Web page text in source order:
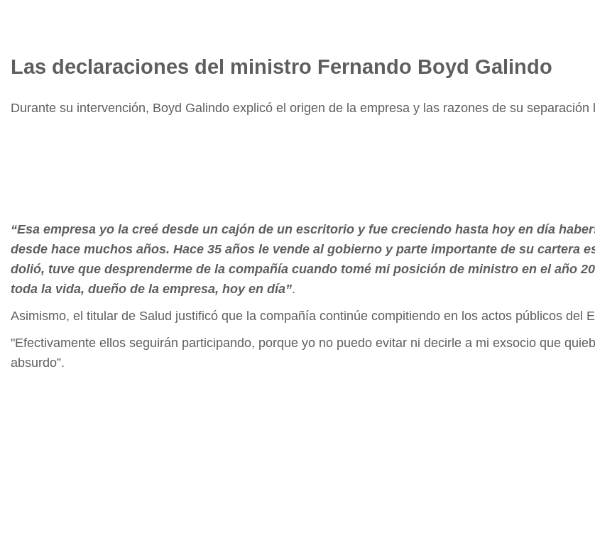
Las declaraciones del ministro Fernando Boyd Galindo
Durante su intervención, Boyd Galindo explicó el origen de la empresa y las razones de su separación
“Esa empresa yo la creé desde un cajón de un escritorio y fue creciendo hasta hoy en día
desde hace muchos años. Hace 35 años le vende al gobierno y parte importante de su cartera
dolió, tuve que desprenderme de la compañía cuando tomé mi posición de ministro en el año
toda la vida, dueño de la empresa, hoy en día”.
Asimismo, el titular de Salud justificó que la compañía continúe compitiendo en los actos públicos del
"Efectivamente ellos seguirán participando, porque yo no puedo evitar ni decirle a mi exsocio que
absurdo”.